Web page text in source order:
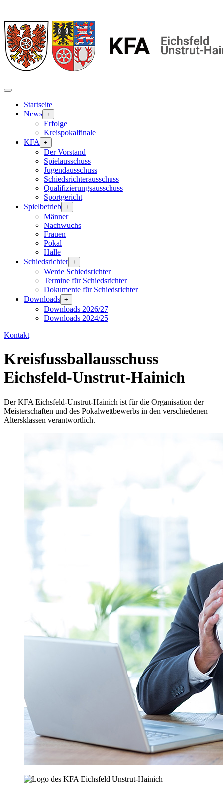
Startseite
News +
Erfolge
Kreispokalfinale
KFA
+
Der Vorstand
Spielausschuss
Jugendausschuss
Schiedsrichterausschuss
Qualifizierungsausschuss
Sportgericht
Spielbetrieb +
Männer
Nachwuchs
Frauen
Pokal
Halle
Schiedsrichter +
Werde Schiedsrichter
Termine für Schiedsrichter
Dokumente für Schiedsrichter
Downloads +
Downloads 2026/27
Downloads 2024/25
Kontakt
Kreisfussballausschuss
Eichsfeld-Unstrut-Hainich
Der KFA Eichsfeld-Unstrut-Hainich ist für die Organisation der
Meisterschaften und des Pokalwettbewerbs in den verschiedenen
Altersklassen verantwortlich.